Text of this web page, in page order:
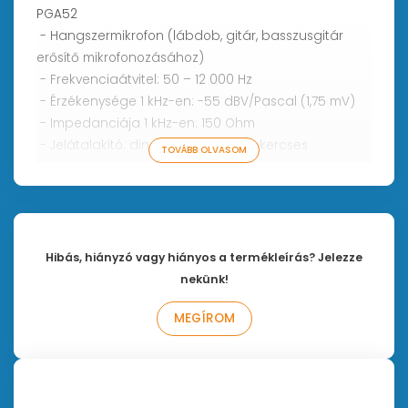
PGA52
- Hangszermikrofon (lábdob, gitár, basszusgitár
erősítő mikrofonozásához)
- Frekvenciaátvitel: 50 – 12 000 Hz
- Érzékenysége 1 kHz-en: -55 dBV/Pascal (1,75 mV)
- Impedanciája 1 kHz-en: 150 Ohm
- Jelátalakító: dinamikus, mozgó tekercses
- Iránykarakterisztika: kardioid
PGA56
mikrofonozásához)
- Frekvenciaátvitel: 50 – 15 000 Hz
- Érzékenysége 1 kHz-en: -57 dBV/Pascal (21,79 mV)
- Impedanciája 1 kHz-en: 200 Ohm
- Jelátalakító: dinamikus, mozgó tekercses
TOVÁBB OLVASOM
Hibás, hiányzó vagy hiányos a termékleírás? Jelezze
nekünk!
MEGÍROM